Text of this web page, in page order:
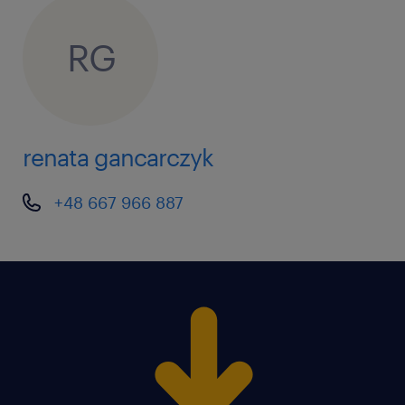
Terminowe i samodzielne opracowywanie
reklamacyjnych: Przyjmowanie oraz
Szybkie reagowanie oraz sprawne
rozwiązywanie problemów w przypadku
RG
renata gancarczyk
+48 667 966 887